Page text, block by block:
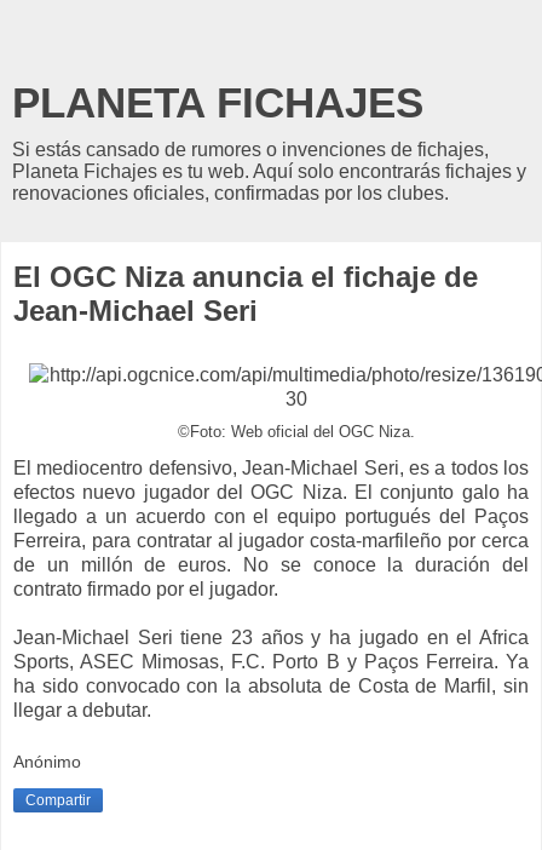
PLANETA FICHAJES
Si estás cansado de rumores o invenciones de fichajes,
Planeta Fichajes es tu web. Aquí solo encontrarás fichajes y
renovaciones oficiales, confirmadas por los clubes.
El OGC Niza anuncia el fichaje de
Jean-Michael Seri
©Foto: Web oficial del OGC Niza.
El mediocentro defensivo, Jean-Michael Seri, es a todos los
efectos nuevo jugador del OGC Niza. El conjunto galo ha
llegado a un acuerdo con el equipo portugués del Paços
Ferreira, para contratar al jugador costa-marfileño por cerca
de un millón de euros. No se conoce la duración del
contrato firmado por el jugador.
Jean-Michael Seri tiene 23 años y ha jugado en el Africa
Sports, ASEC Mimosas, F.C. Porto B y Paços Ferreira. Ya
ha sido convocado con la absoluta de Costa de Marfil, sin
llegar a debutar.
Anónimo
Compartir